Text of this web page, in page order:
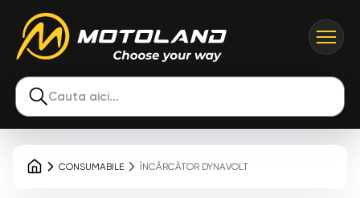
Cauta aici...
CONSUMABILE ÎNCĂRCĂTOR DYNAVOLT